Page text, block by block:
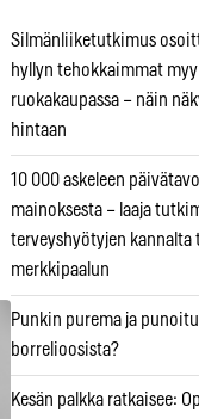
Silmänliiketutkimus
hyllyn tehokkaimmat
ruokakaupassa – näin
hintaan
10 000 askeleen
mainoksesta – laaja
terveyshyötyjen kannalta
merkkipaalun
Punkin purema ja
borrelioosista?
Kesän palkka ratkaisee: